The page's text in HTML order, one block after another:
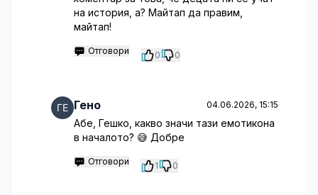
на история, а? Майтап да правим,
майтап!
Отговори 0 0
Гено 04.06.2026, 15:15
Абе, Гешко, какво значи тази емотикона
в началото? 😅 Добре
Отговори 1 0